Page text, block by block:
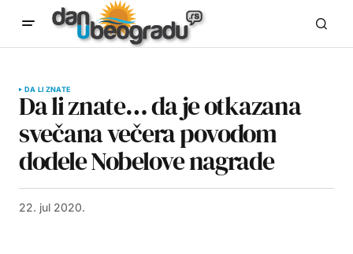
DA LI ZNATE
Da li znate… da je otkazana
svečana večera povodom
dodele Nobelove nagrade
22. jul 2020.